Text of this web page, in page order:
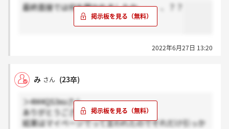
最終面接では何を聞かれましたか、、、、？？
2022年6月27日 13:20
み さん (23卒)
＞4M4QS3xuさん
ありがとうございます
結果はマイページでって言われたのでそれだけ引っか